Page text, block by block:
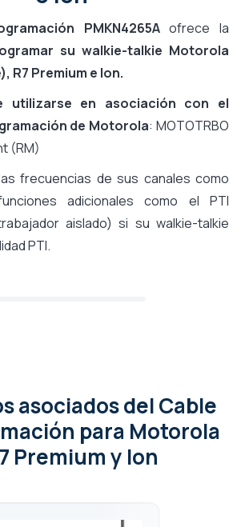
PMKN4265Aofrece la
su walkie-talkie Motorola
R7 Premium e Ion.
utilizarse en asociación con el
de Motorola: MOTOTRBO
(RM)
frecuencias de sus canales como
adicionales como el PTI
aislado) si su walkie-talkie
PTI.
asociadosdel Cable
para Motorola
Premium y Ion